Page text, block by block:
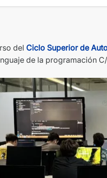
del Ciclo Superior de
de la programación